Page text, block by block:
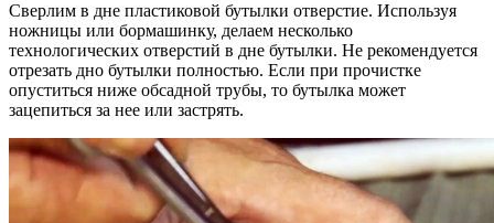
Сверлим в дне пластиковой бутылки отверстие. Используя
ножницы или бормашинку, делаем несколько
технологических отверстий в дне бутылки. Не рекомендуется
отрезать дно бутылки полностью. Если при прочистке
опуститься ниже обсадной трубы, то бутылка может
зацепиться за нее или застрять.